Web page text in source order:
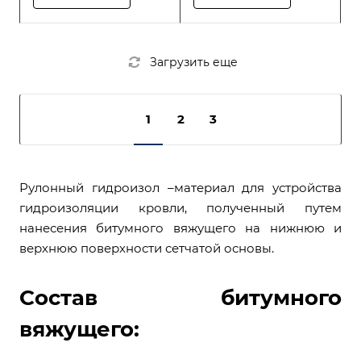
Загрузить еще
1 2 3
Рулонный гидроизол –материал для устройства
гидроизоляции кровли, полученный путем
нанесения битумного вяжущего на нижнюю и
верхнюю поверхности сетчатой основы.
Состав битумного
вяжущего: